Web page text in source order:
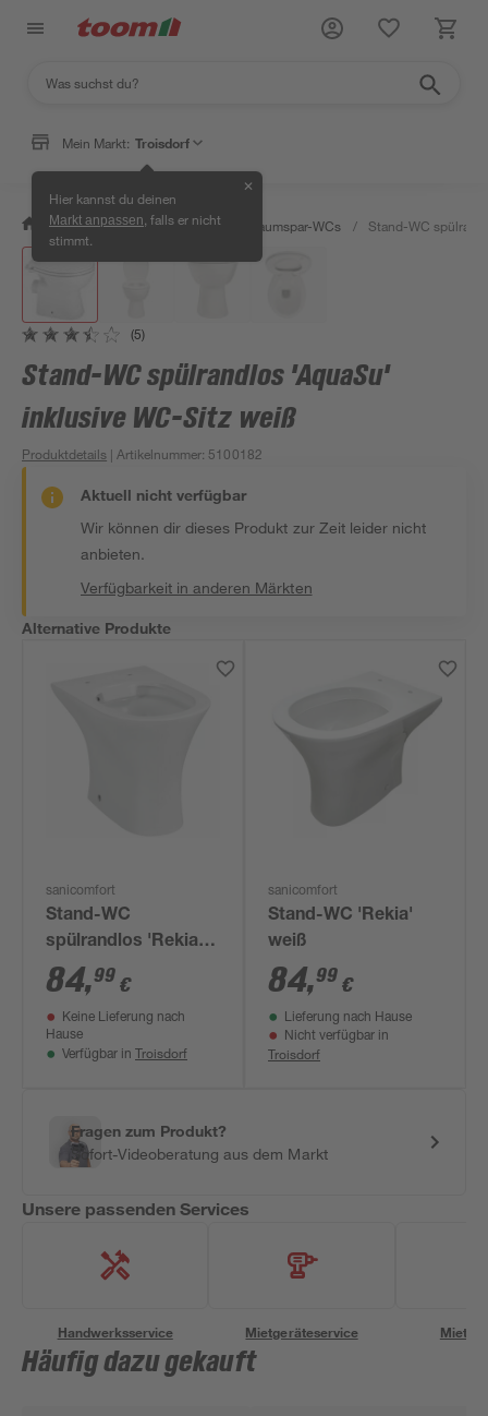
Mein Markt: Troisdorf
Hier kannst du deinen
Markt anpassen , falls er nicht
stimmt.
✕
/ Bad & Sanitär / Toiletten Raumspar-WCs / Stand-WC
(5)
Stand-WC spülrandlos 'AquaSu'
inklusive WC-Sitz weiß
Produktdetails | Artikelnummer: 5100182
Aktuell nicht verfügbar
Wir können dir dieses Produkt zur Zeit leider nicht
anbieten.
Verfügbarkeit in anderen Märkten
Alternative Produkte
sanicomfort
Stand-WC
spülrandlos 'Rekia'
weiß
84,99 €
Keine Lieferung nach
Hause
Verfügbar in Troisdorf
sanicomfort
Stand-WC 'Rekia'
weiß
84,99 €
Lieferung nach Hause
Nicht verfügbar in
Troisdorf
Fragen zum Produkt?
Sofort-Videoberatung aus dem Markt
Unsere passenden Services
Handwerksservice Mietgeräteservice
Häufig dazu gekauft